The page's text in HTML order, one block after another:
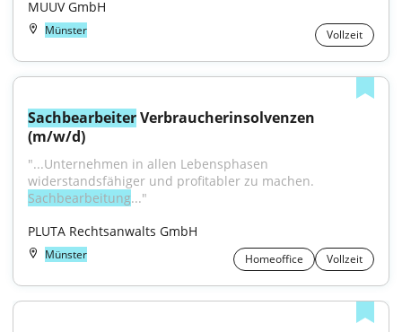
MUUV GmbH
Münster Vollzeit
Sachbearbeiter Verbraucherinsolvenzen
(m/w/d)
"...Unternehmen in allen Lebensphasen
Sachbearbeitung..."
PLUTA Rechtsanwalts GmbH
Münster Homeoffice Vollzeit